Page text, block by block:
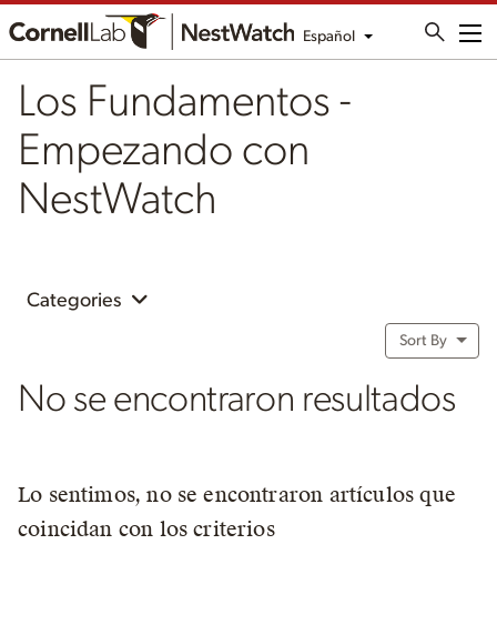
Español
Los Fundamentos -
Empezando con
NestWatch
Categories
Sort By
No se encontraron resultados
Lo sentimos, no se encontraron artículos que
coincidan con los criterios